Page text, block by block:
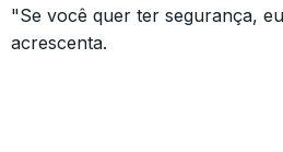
"Se você quer ter segurança,
acrescenta.